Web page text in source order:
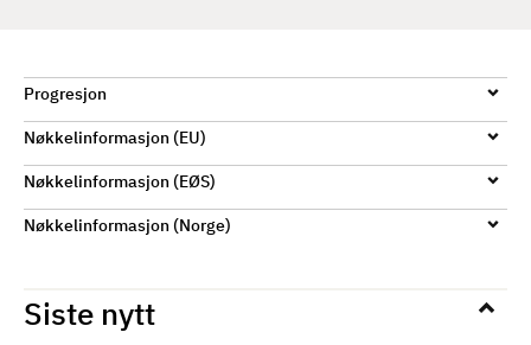
Progresjon
Nøkkelinformasjon (EU)
Nøkkelinformasjon (EØS)
Nøkkelinformasjon (Norge)
Siste nytt